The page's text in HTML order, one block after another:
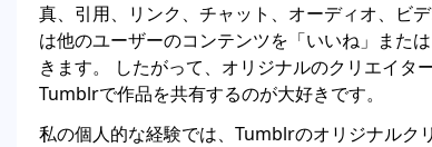
真、引用、リンク、チャット、オーディオ、ビ
は他のユーザーのコンテンツを「いいね」また
きます。 したがって、オリジナルのクリエイタ
Tumblrで作品を共有するのが大好きです。
私の個人的な経験では、Tumblrのオリジナルク